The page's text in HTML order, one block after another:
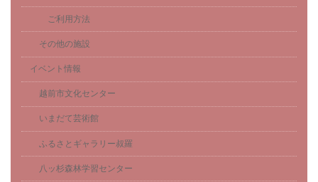
ご利用方法
その他の施設
イベント情報
越前市文化センター
いまだて芸術館
ふるさとギャラリー叔羅
八ッ杉森林学習センター